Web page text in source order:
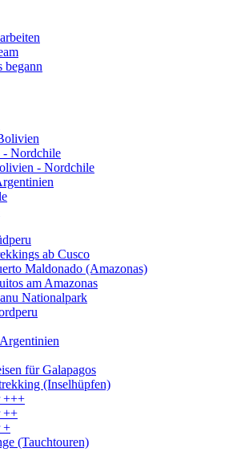
begann
Nordchile
- Nordchile
ab Cusco
Maldonado (Amazonas)
am Amazonas
Nationalpark
für Galapagos
(Inselhüpfen)
+++
++
+
(Tauchtouren)